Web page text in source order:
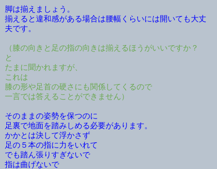
脚は揃えましょう。
揃えると違和感がある場合は腰幅くらいには開いても大丈
夫です。
（膝の向きと足の指の向きは揃えるほうがいいですか？
と
たまに聞かれますが、
これは
膝の形や足首の硬さにも関係してくるので
一言では答えることができません）
そのままの姿勢を保つのに
足裏で地面を踏みしめる必要があります。
かかとは決して浮かさず
足の５本の指に力をいれて
でも踏ん張りすぎないで
指は曲げないで